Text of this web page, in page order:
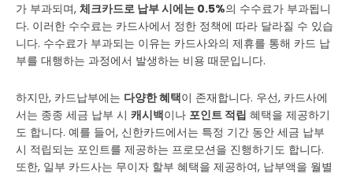
가 부과되며, 체크카드로 납부 시에는 0.5%의 수수료가 부과됩니
다. 이러한 수수료는 카드사에서 정한 정책에 따라 달라질 수 있습
니다. 수수료가 부과되는 이유는 카드사와의 제휴를 통해 카드 납
부를 대행하는 과정에서 발생하는 비용 때문입니다.
하지만, 카드납부에는 다양한 혜택이 존재합니다. 우선, 카드사에
서는 종종 세금 납부 시 캐시백이나 포인트 적립 혜택을 제공하기
도 합니다. 예를 들어, 신한카드에서는 특정 기간 동안 세금 납부
시 적립되는 포인트를 제공하는 프로모션을 진행하기도 합니다.
또한, 일부 카드사는 무이자 할부 혜택을 제공하여, 납부액을 월별